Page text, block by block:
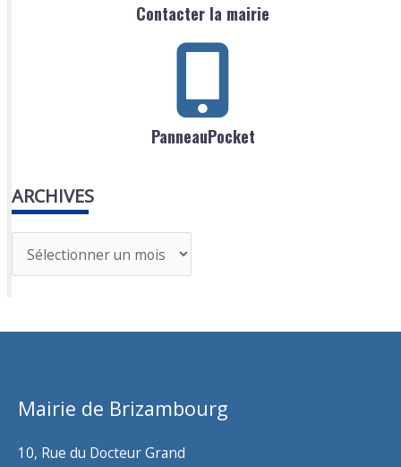
Contacter la mairie
PanneauPocket
ARCHIVES
r
h
Mairie de Brizambourg
10, Rue du Docteur Grand